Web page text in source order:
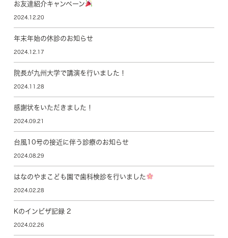
お友達紹介キャンペーン
2024.12.20
年末年始の休診のお知らせ
2024.12.17
院長が九州大学で講演を行いました！
2024.11.28
感謝状をいただきました！
2024.09.21
台風10号の接近に伴う診療のお知らせ
2024.08.29
はなのやまこども園で歯科検診を行いました
2024.02.28
Kのインビザ記録 2
2024.02.26